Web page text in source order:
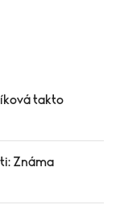
takto
Známa